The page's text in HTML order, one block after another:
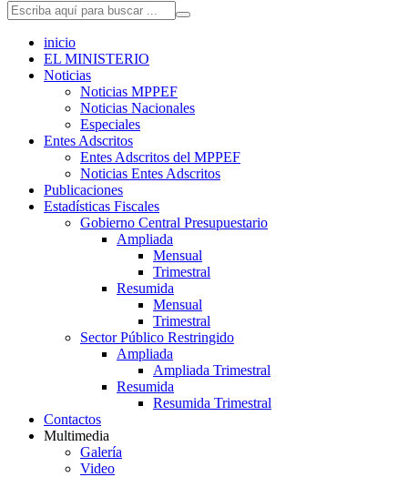
inicio
EL MINISTERIO
Noticias
Noticias MPPEF
Noticias Nacionales
Especiales
Entes Adscritos
Entes Adscritos del MPPEF
Noticias Entes Adscritos
Publicaciones
Estadísticas Fiscales
Gobierno Central Presupuestario
Ampliada
Mensual
Trimestral
Resumida
Mensual
Trimestral
Sector Público Restringido
Ampliada
Ampliada Trimestral
Resumida
Resumida Trimestral
Contactos
Multimedia
Galería
Video